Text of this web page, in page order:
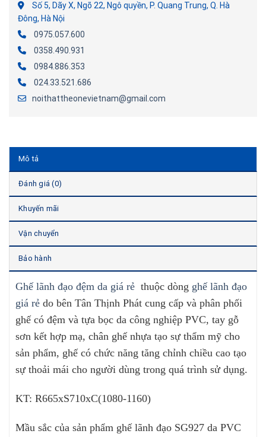
Số 5, Dãy X, Ngõ 22, Ngô quyền, P. Quang Trung, Q. Hà
Đông, Hà Nội
0975.057.600
0358.490.931
0984.886.353
024.33.521.686
noithattheonevietnam@gmail.com
Mô tả
Đánh giá (0)
Khuyến mãi
Vận chuyển
Bảo hành
Ghế lãnh đạo đệm da giá rẻ thuộc dòng ghế lãnh đạo
giá rẻ do bên Tân Thịnh Phát cung cấp và phân phối
ghế có đệm và tựa bọc da công nghiệp PVC, tay gỗ
sơn kết hợp mạ, chân ghế nhựa tạo sự thẩm mỹ cho
sản phẩm, ghế có chức năng tăng chỉnh chiều cao tạo
sự thoải mái cho người dùng trong quá trình sử dụng.
KT: R665xS710xC(1080-1160)
Mầu sắc của sản phẩm ghế lãnh đạo SG927 da PVC